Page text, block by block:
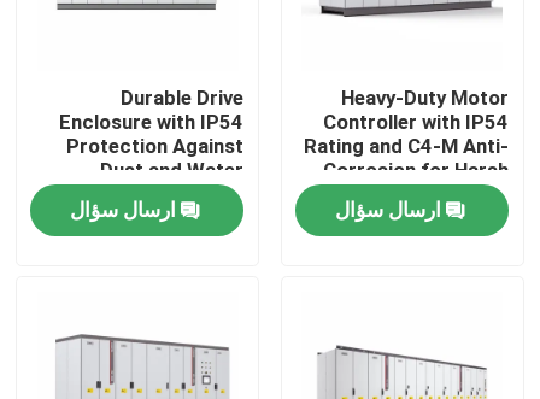
خونه
محصولات
درباره ما
Heavy-Duty Motor
Controller with IP54
Rating and C4-M Anti-
Corrosion for Harsh
Plant Conditions
ارسال سؤال
Durable Drive
Enclosure with IP54
Protection Against
Dust and Water
Ingress for Reliability
ارسال سؤال